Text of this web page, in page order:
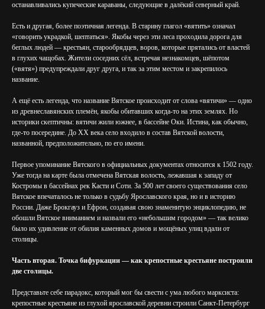
останавливались купеческие караваны, следующие в далёкий северный край.
Есть и другая, более поэтичная легенда. В старину глагол «вятить» означал
«говорить украдкой, шептаться». Якобы через эти леса проходила дорога для
беглых людей — крестьян, старообрядцев, воров, которые прятались от властей
в глухих чащобах. Жители соседних сёл, встречая незнакомцев, шёпотом
(«вятя») предупреждали друг друга, и так за этим местом и закрепилось
название.
А ещё есть легенда, что название Вятское происходит от слова «вятичи» — одно
из древнеславянских племён, якобы обитавших когда-то на этих землях. Но
историки скептичны: вятичи жили южнее, в бассейне Оки. Истина, как обычно,
где-то посередине. До XX века село входило в состав Вятской волости,
названной, предположительно, по его имени.
Первое упоминание Вятского в официальных документах относится к 1502 году.
Уже тогда на карте была отмечена Вятская волость, лежавшая к западу от
Костромы в бассейнах рек Касти и Соти. За 500 лет своего существования село
Вятское впечаталось не только в судьбу Ярославского края, но и в историю
России. Даже Брокгауз и Ефрон, создавая свою знаменитую энциклопедию, не
обошли Вятское вниманием и назвали его «небольшим городом» — так велико
было их удивление от обилия каменных домов и мощёных улиц вдали от
столицы.
Часть вторая. Точка бифуркации — как крепостные крестьяне построили
две столицы.
Представьте себе парадокс, который мог бы свести с ума любого марксиста:
крепостные крестьяне из глухой ярославской деревни строили Санкт-Петербург